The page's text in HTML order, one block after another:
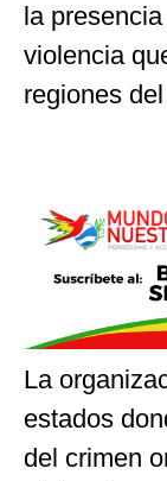
la
violencia
regiones
La
estados
del crimen